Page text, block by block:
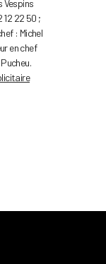
Vespins
22 50 ;
: Michel
en chef